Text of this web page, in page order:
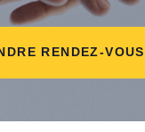
RENDEZ-VOUS